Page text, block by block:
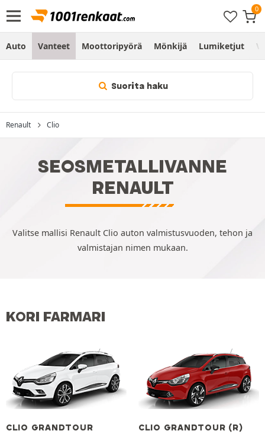
Auto Vanteet Moottoripyörä Mönkijä Lumiketjut
Suorita haku
Renault Clio
SEOSMETALLIVANNE
RENAULT
Valitse mallisi Renault Clio auton valmistusvuoden, tehon ja
valmistajan nimen mukaan.
KORI FARMARI
CLIO GRANDTOUR
CLIO GRANDTOUR (R)